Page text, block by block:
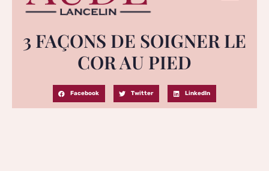
3 FAÇONS DE SOIGNER LE
COR AU PIED
Facebook Twitter LinkedIn